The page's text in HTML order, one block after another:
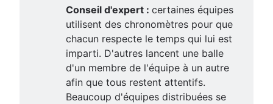
Conseil d'expert : certaines équipes
utilisent des chronomètres pour que
chacun respecte le temps qui lui est
imparti. D'autres lancent une balle
d'un membre de l'équipe à un autre
afin que tous restent attentifs.
Beaucoup d'équipes distribuées se